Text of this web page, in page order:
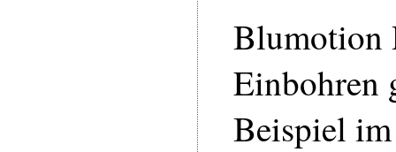
Blumotion
Einbohren
Beispiel